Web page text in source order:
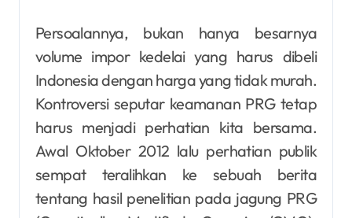
Persoalannya, bukan hanya besarnya
volume impor kedelai yang harus dibeli
Indonesia dengan harga yang tidak murah.
Kontroversi seputar keamanan PRG tetap
harus menjadi perhatian kita bersama.
Awal Oktober 2012 lalu perhatian publik
sempat teralihkan ke sebuah berita
tentang hasil penelitian pada jagung PRG